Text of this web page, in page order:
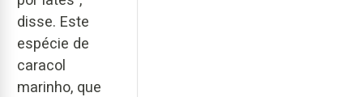
disse. Este
espécie de
caracol
marinho, que